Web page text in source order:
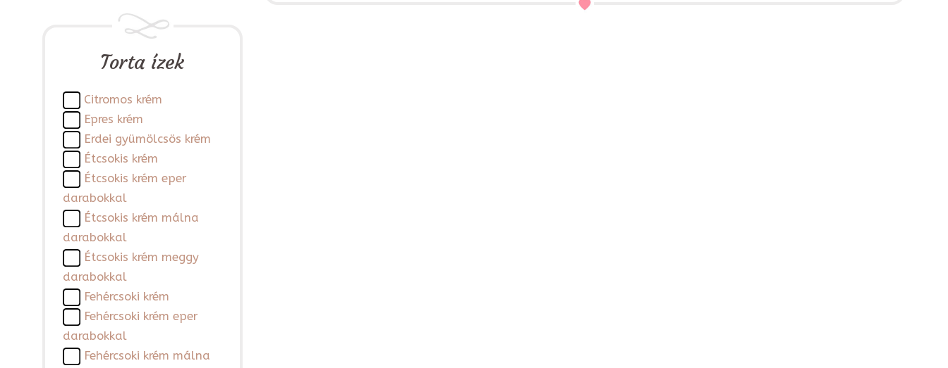
Torta ízek
Citromos krém
Epres krém
Erdei gyümölcsös krém
Étcsokis krém
Étcsokis krém eper
darabokkal
Étcsokis krém málna
darabokkal
Étcsokis krém meggy
darabokkal
Fehércsoki krém
Fehércsoki krém eper
darabokkal
Fehércsoki krém málna